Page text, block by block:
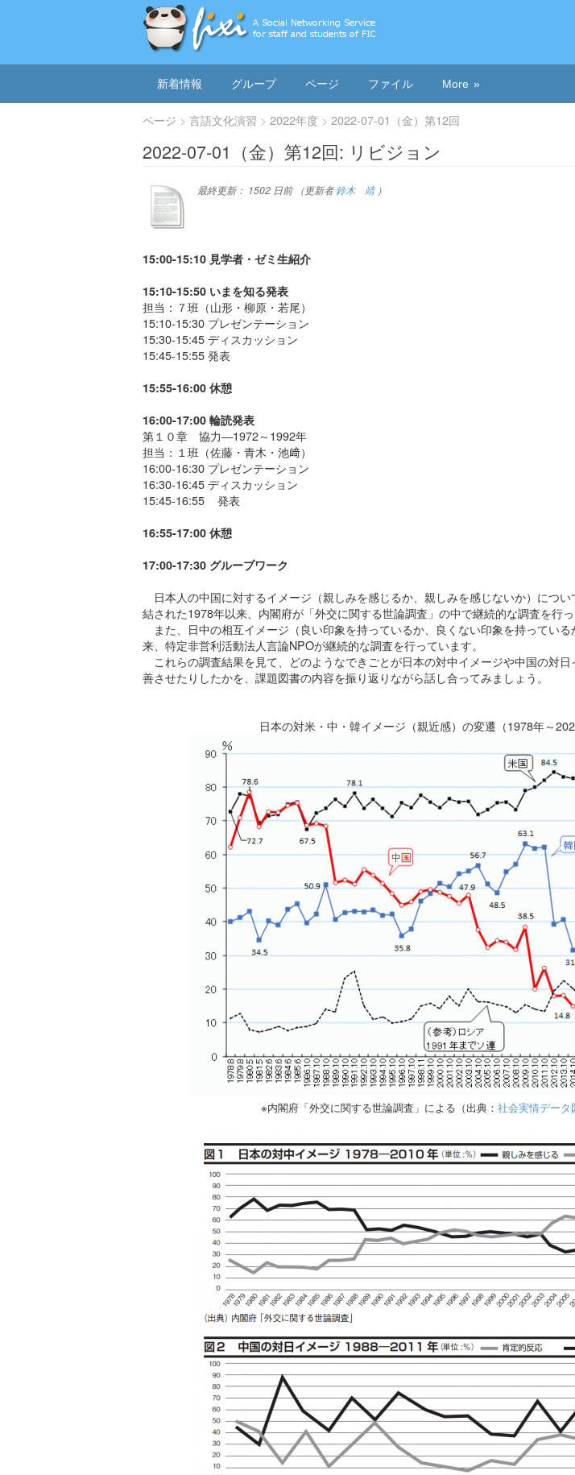
新着情報 グループ ページ ファイル More
ページ 言語文化演習 2022年度 2022-07-01（金）第12回
2022-07-01（金）第12回: リビジョン
最終更新： 1502 日前（更新者鈴木 靖）
15:00-15:10 見学者・ゼミ生紹介
15:10-15:50 いまを知る発表
担当：７班（山形・柳原・若尾）
15:10-15:30 プレゼンテーション
15:30-15:45 ディスカッション
15:45-15:55 発表
15:55-16:00 休憩
16:00-17:00 輪読発表
第１０章 協力―1972～1992年
担当：１班（佐藤・青木・池﨑）
16:00-16:30 プレゼンテーション
16:30-16:45 ディスカッション
15:45-16:55 発表
16:55-17:00 休憩
17:00-17:30 グループワーク
日本人の中国に対するイメージ（親しみを感じるか、親しみを感じないか）につ
結された1978年以来、内閣府が「外交に関する世論調査」の中で継続的な調査を行っ
また、日中の相互イメージ（良い印象を持っているか、良くない印象を持ってい
来、特定非営利活動法人言論NPOが継続的な調査を行っています。
これらの調査結果を見て、どのようなできごとが日本の対中イメージや中国の対
善させたりしたかを、課題図書の内容を振り返りながら話し合ってみましょう。
日本の対米・中・韓イメージ（親近感）の変遷（1978年～
※内閣府「外交に関する世論調査」による（出典： 社会実情データ